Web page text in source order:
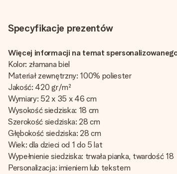
Specyfikacje prezentów
Więcej informacji na temat
Kolor: złamana biel
Materiał zewnętrzny: 100% poliester
Jakość: 420 gr/m²
Wymiary: 52 x 35 x 46 cm
Wysokość siedziska: 18 cm
Szerokość siedziska: 28 cm
Głębokość siedziska: 28 cm
Wiek: dla dzieci od 1 do 5 lat
Wypełnienie siedziska: trwała pianka, twardość 18
Personalizacja: imieniem lub tekstem